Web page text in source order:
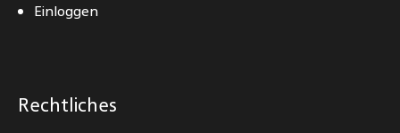
Einloggen
Rechtliches